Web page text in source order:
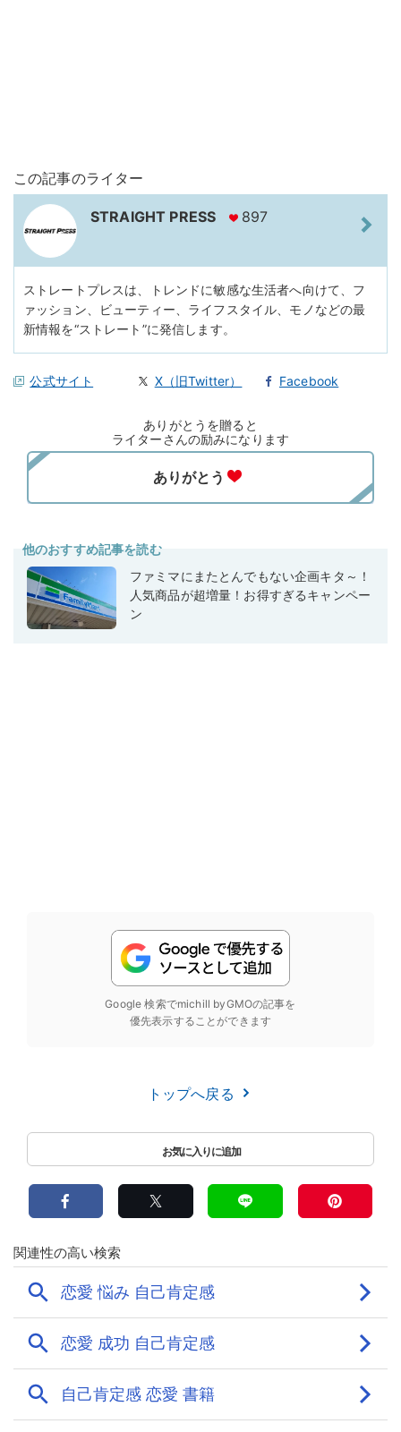
この記事のライター
STRAIGHT PRESS 897
ストレートプレスは、トレンドに敏感な生活者へ向けて、フ
ァッション、ビューティー、ライフスタイル、モノなどの最
新情報を“ストレート”に発信します。
公式サイト X（旧Twitter） Facebook
ありがとうを贈ると
ライターさんの励みになります
他のおすすめ記事を読む
ファミマにまたとんでもない企画キタ～！
人気商品が超増量！お得すぎるキャンペー
ン
Google 検索でmichill byGMOの記事を
優先表示することができます
トップへ戻る